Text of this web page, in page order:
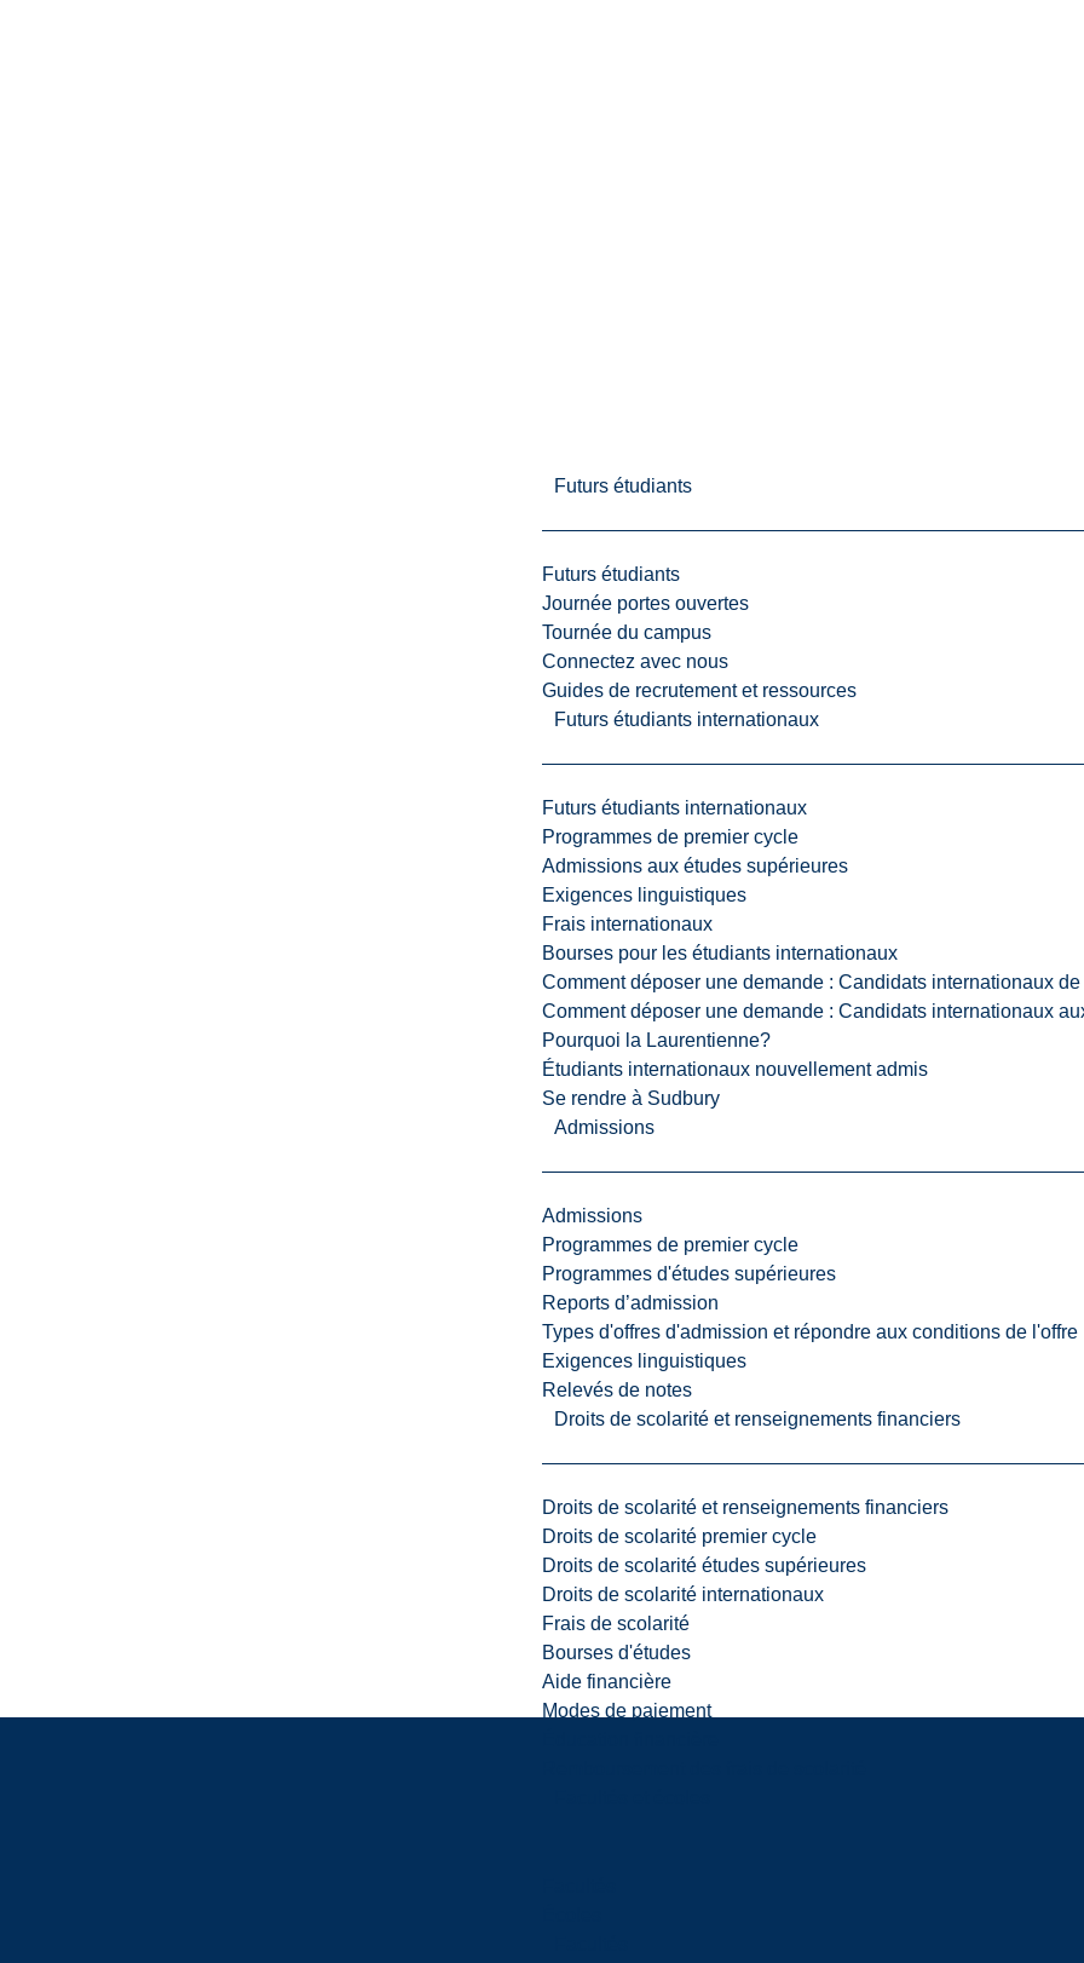
Futurs étudiants
Futurs étudiants
Journée portes ouvertes
Tournée du campus
Connectez avec nous
Guides de recrutement et ressources
Futurs étudiants internationaux
Futurs étudiants internationaux
Programmes de premier cycle
Admissions aux études supérieures
Exigences linguistiques
Frais internationaux
Bourses pour les étudiants internationaux
Comment déposer une demande : Candidats internationaux
Comment déposer une demande : Candidats internationaux
Pourquoi la Laurentienne?
Étudiants internationaux nouvellement admis
Se rendre à Sudbury
Admissions
Admissions
Programmes de premier cycle
Programmes d'études supérieures
Reports d’admission
Types d'offres d'admission et répondre aux conditions de l'offre
Exigences linguistiques
Relevés de notes
Droits de scolarité et renseignements financiers
Droits de scolarité et renseignements financiers
Droits de scolarité premier cycle
Droits de scolarité études supérieures
Droits de scolarité internationaux
Frais de scolarité
Bourses d'études
Aide financière
Modes de paiement